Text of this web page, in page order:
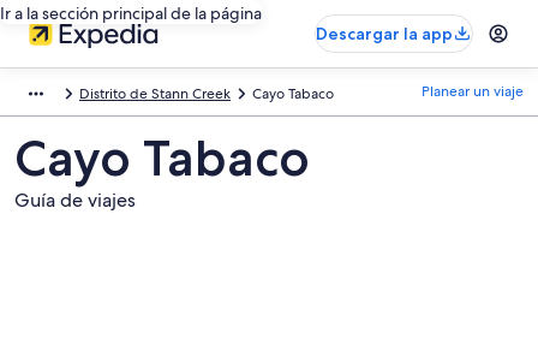
Ir a la sección principal de la página
Descargar la app
Distrito de Stann Creek Cayo Tabaco Planear un viaje
Cayo Tabaco
Guía de viajes